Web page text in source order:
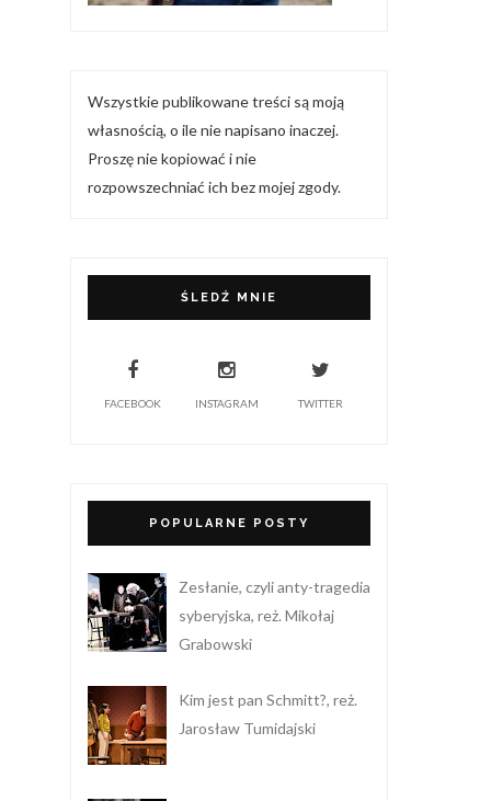
Wszystkie publikowane treści są moją
własnością, o ile nie napisano inaczej.
Proszę nie kopiować i nie
rozpowszechniać ich bez mojej zgody.
ŚLEDŹ MNIE
FACEBOOK INSTAGRAM TWITTER
POPULARNE POSTY
Zesłanie, czyli anty-tragedia
syberyjska, reż. Mikołaj
Grabowski
Kim jest pan Schmitt?, reż.
Jarosław Tumidajski